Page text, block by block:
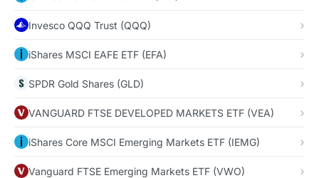
Invesco QQQ Trust (QQQ)
iShares MSCI EAFE ETF (EFA)
SPDR Gold Shares (GLD)
VANGUARD FTSE DEVELOPED MARKETS ETF (VEA)
iShares Core MSCI Emerging Markets ETF (IEMG)
Vanguard FTSE Emerging Markets ETF (VWO)